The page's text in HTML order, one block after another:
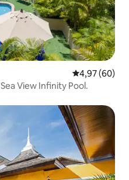
Gemiddelde
4,97 (60)
Villa Jasmine,chef-kok, 4 Bed Sea View Infinity Pool.